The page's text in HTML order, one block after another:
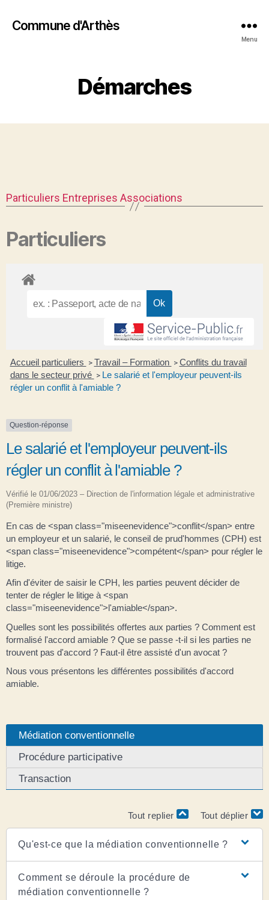
Commune d'Arthès
Menu
Démarches
Particuliers Entreprises Associations
Particuliers
Accueil particuliers > Travail – Formation > Conflits du travail
dans le secteur privé > Le salarié et l'employeur peuvent-ils
régler un conflit à l'amiable ?
Question-réponse
Le salarié et l'employeur peuvent-ils
régler un conflit à l'amiable ?
Vérifié le 01/06/2023 – Direction de l'information légale et administrative
(Première ministre)
En cas de <span class="miseenevidence">conflit</span> entre
un employeur et un salarié, le conseil de prud'hommes (CPH) est
<span class="miseenevidence">compétent</span> pour régler le
litige.
Afin d'éviter de saisir le CPH, les parties peuvent décider de
tenter de régler le litige à <span
class="miseenevidence">l'amiable</span>.
Quelles sont les possibilités offertes aux parties ? Comment est
formalisé l'accord amiable ? Que se passe -t-il si les parties ne
trouvent pas d'accord ? Faut-il être assisté d'un avocat ?
Nous vous présentons les différentes possibilités d'accord
amiable.
Médiation conventionnelle
Procédure participative
Transaction
Tout replier Tout déplier
Qu'est-ce que la médiation conventionnelle ?
Comment se déroule la procédure de
médiation conventionnelle ?